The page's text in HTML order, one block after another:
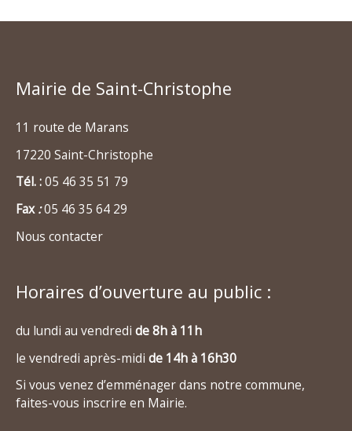
Mairie de Saint-Christophe
11 route de Marans
17220 Saint-Christophe
Tél. :05 46 35 51 79
Fax:05 46 35 64 29
Nous contacter
Horaires d’ouverture au public :
du lundi au vendredi de 8h à 11h
le vendredi après-midi de 14h à 16h30
Si vous venez d’emménager dans notre commune,
faites-vous inscrire en Mairie.